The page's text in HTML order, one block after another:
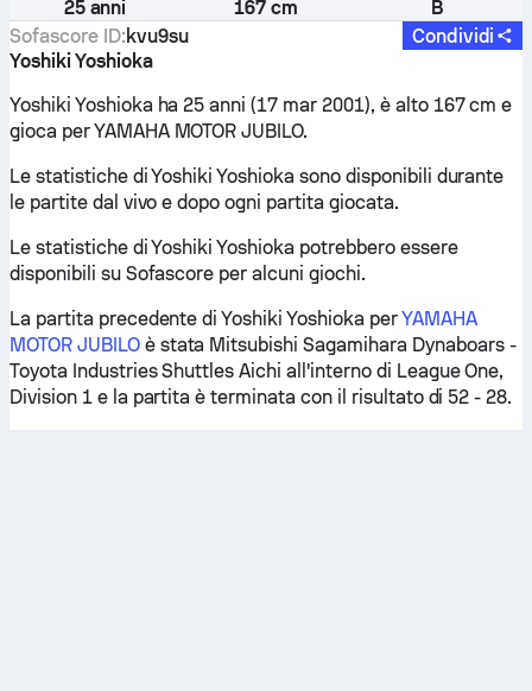
25 anni
167 cm
B
Sofascore ID:kvu9su
Condividi
Yoshiki Yoshioka
Yoshiki Yoshioka ha 25 anni (17 mar 2001), è alto 167 cm e
gioca per YAMAHA MOTOR JUBILO.
Le statistiche di Yoshiki Yoshioka sono disponibili durante
le partite dal vivo e dopo ogni partita giocata.
Le statistiche di Yoshiki Yoshioka potrebbero essere
disponibili su Sofascore per alcuni giochi.
La partita precedente di Yoshiki Yoshioka perYAMAHA
MOTOR JUBILOè stata Mitsubishi Sagamihara Dynaboars -
Toyota Industries Shuttles Aichi all'interno di League One,
Division 1 e la partita è terminata con il risultato di 52 - 28.